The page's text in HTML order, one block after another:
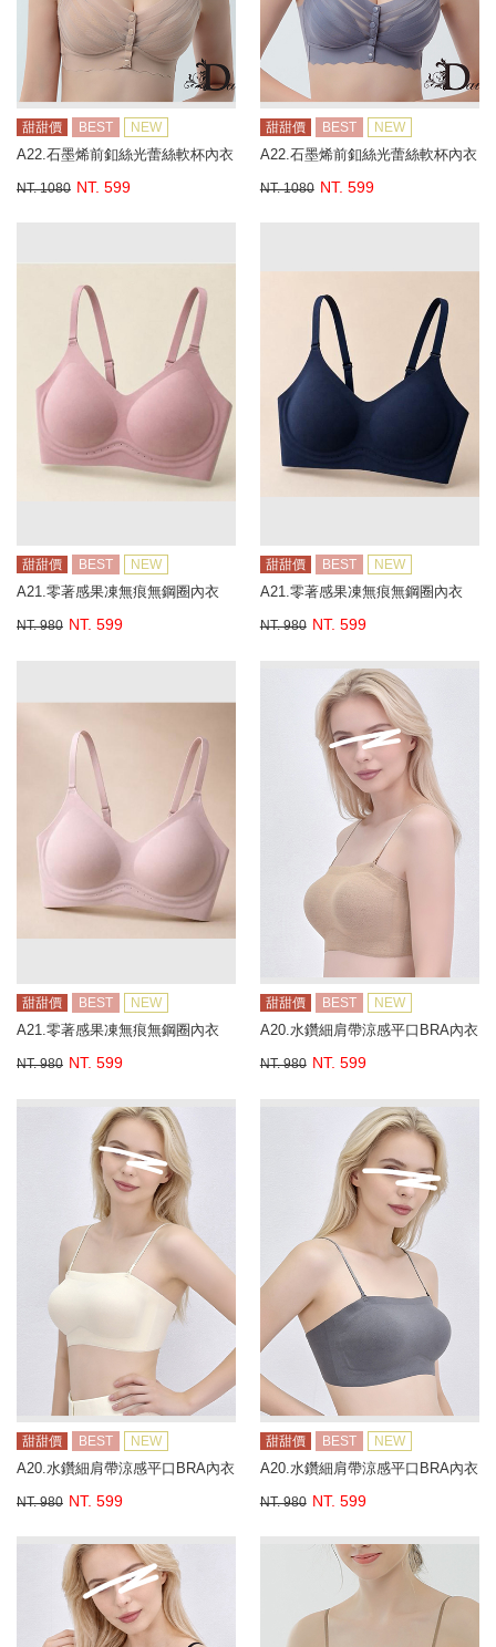
甜甜價 BEST NEW
A22.石墨烯前釦絲光蕾絲軟杯內衣
NT. 1080 NT. 599
甜甜價 BEST NEW
A22.石墨烯前釦絲光蕾絲軟杯內衣
NT. 1080 NT. 599
甜甜價 BEST NEW
A21.零著感果凍無痕無鋼圈內衣
NT. 980 NT. 599
甜甜價 BEST NEW
A21.零著感果凍無痕無鋼圈內衣
NT. 980 NT. 599
甜甜價 BEST NEW
A21.零著感果凍無痕無鋼圈內衣
NT. 980 NT. 599
甜甜價 BEST NEW
A20.水鑽細肩帶涼感平口BRA內衣
NT. 980 NT. 599
甜甜價 BEST NEW
A20.水鑽細肩帶涼感平口BRA內衣
NT. 980 NT. 599
甜甜價 BEST NEW
A20.水鑽細肩帶涼感平口BRA內衣
NT. 980 NT. 599